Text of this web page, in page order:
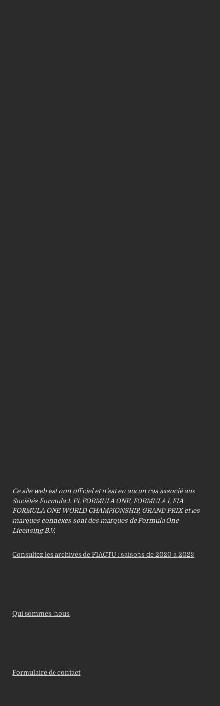
Ce site web est non officiel et n’est en aucun cas associé aux
Sociétés Formula 1. F1, FORMULA ONE, FORMULA 1, FIA
FORMULA ONE WORLD CHAMPIONSHIP, GRAND PRIX et les
marques connexes sont des marques de Formula One
Licensing B.V.
Consultez les archives de F1ACTU : saisons de 2020 à 2023
Qui sommes-nous
Formulaire de contact